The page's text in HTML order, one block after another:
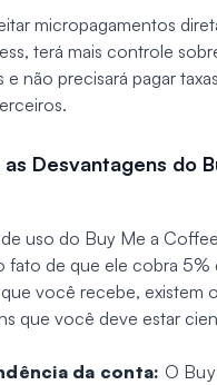
micropagamentos
terá mais controle
e não precisará pagar
as Desvantagens do
uso do Buy Me a
fato de que ele cobra 5%
você recebe, existem
que você deve estar
da conta: O